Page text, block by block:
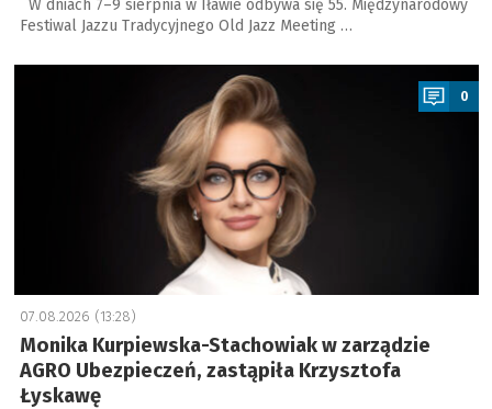
W dniach 7–9 sierpnia w Iławie odbywa się 55. Międzynarodowy
Festiwal Jazzu Tradycyjnego Old Jazz Meeting …
a
0
07.08.2026 (13:28)
Monika Kurpiewska-Stachowiak w zarządzie
AGRO Ubezpieczeń, zastąpiła Krzysztofa
Łyskawę